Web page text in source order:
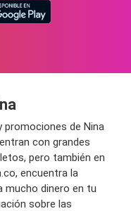
de Nina
con grandes
pero también en
encuentra la
mucho dinero en tu
sobre las